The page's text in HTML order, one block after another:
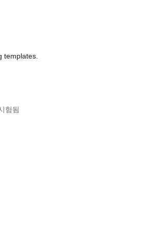
templates.
험됨